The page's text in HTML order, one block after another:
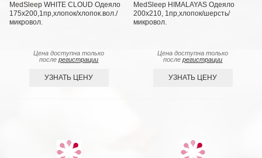
MedSleep WHITE CLOUD Одеяло
175х200,1пр,хлопок/хлопок.вол./
микровол.
Цена доступна только
послерегистрации
УЗНАТЬ ЦЕНУ
MedSleep HIMALAYAS Oдеяло
200х210, 1пр,хлопок/шерсть/
микровол.
Цена доступна только
послерегистрации
УЗНАТЬ ЦЕНУ